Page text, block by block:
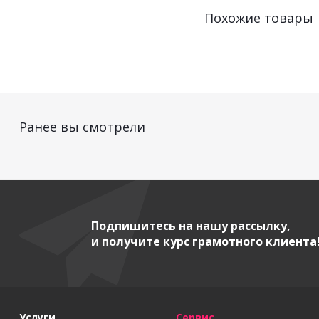
Похожие товары
Ранее вы смотрели
Подпишитесь на нашу рассылку,
и получите курс грамотного клиента!